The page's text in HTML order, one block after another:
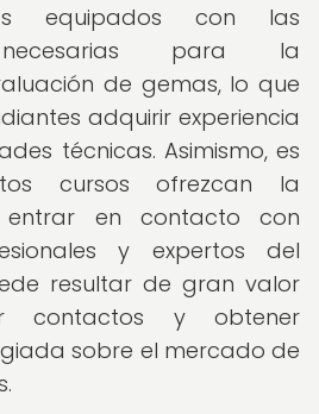
equipados con las
necesarias para la
de gemas, lo que
adquirir experiencia
técnicas. Asimismo, es
cursos ofrezcan la
en contacto con
y expertos del
resultar de gran valor
contactos y obtener
sobre el mercado de